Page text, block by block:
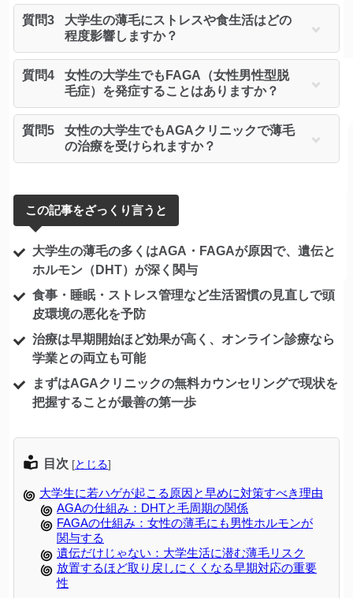
質問3
大学生の薄毛にストレスや食生活はどの
程度影響しますか？
質問4
女性の大学生でもFAGA（女性男性型脱
毛症）を発症することはありますか？
質問5
女性の大学生でもAGAクリニックで薄毛
の治療を受けられますか？
この記事をざっくり言うと
大学生の薄毛の多くはAGA・FAGAが原因で、遺伝と
ホルモン（DHT）が深く関与
食事・睡眠・ストレス管理など生活習慣の見直しで頭
皮環境の悪化を予防
治療は早期開始ほど効果が高く、オンライン診療なら
学業との両立も可能
まずはAGAクリニックの無料カウンセリングで現状を
把握することが最善の第一歩
目次 [とじる]
大学生に若ハゲが起こる原因と早めに対策すべき理由
AGAの仕組み：DHTと毛周期の関係
FAGAの仕組み：女性の薄毛にも男性ホルモンが
関与する
遺伝だけじゃない：大学生活に潜む薄毛リスク
放置するほど取り戻しにくくなる早期対応の重要
性